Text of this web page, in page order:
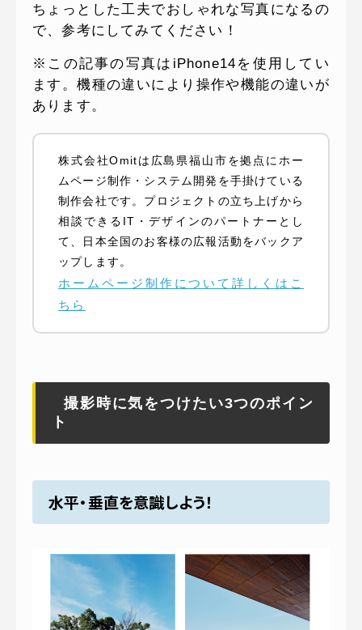
ちょっとした工夫でおしゃれな写真になるの
で、参考にしてみてください！
※この記事の写真はiPhone14を使用してい
ます。機種の違いにより操作や機能の違いが
あります。
株式会社Omitは広島県福山市を拠点にホー
ムページ制作・システム開発を手掛けている
制作会社です。プロジェクトの立ち上げから
相談できるIT・デザインのパートナーとし
て、日本全国のお客様の広報活動をバックア
ップします。
ホームページ制作について詳しくはこ
ちら
撮影時に気をつけたい3つのポイン
ト
水平・垂直を意識しよう！